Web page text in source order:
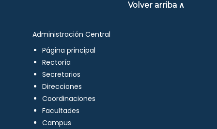
Volver arriba ∧
Administración Central
Página principal
Rectoría
Secretarios
Direcciones
Coordinaciones
Facultades
Campus